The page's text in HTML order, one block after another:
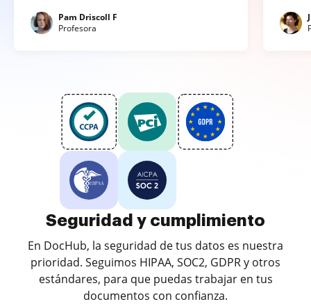
Pam Driscoll F
Profesora
Seguridad y cumplimiento
En DocHub, la seguridad de tus datos es nuestra
prioridad. Seguimos HIPAA, SOC2, GDPR y otros
estándares, para que puedas trabajar en tus
documentos con confianza.